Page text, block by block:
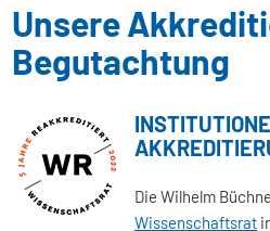
Unsere
Begutachtung
Die Wilhelm
Wissenschaftsrat